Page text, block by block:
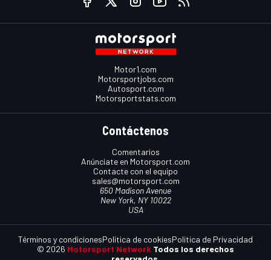
Motor1.com
Motorsportjobs.com
Autosport.com
Motorsportstats.com
Contáctenos
Comentarios
Anúnciate en Motorsport.com
Contacte con el equipo
sales@motorsport.com
650 Madison Avenue
New York, NY 10022
USA
© 2026 Motorsport Network Todos los derechos
Términos y condicionesPolítica de cookiesPolítica de Privacidad